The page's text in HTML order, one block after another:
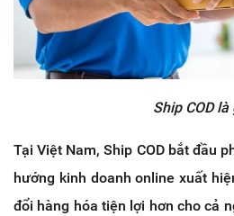
Ship COD là
Tại Việt Nam, Ship COD bắt đầu
hướng kinh doanh online xuất
đổi hàng hóa tiện lợi hơn cho cả